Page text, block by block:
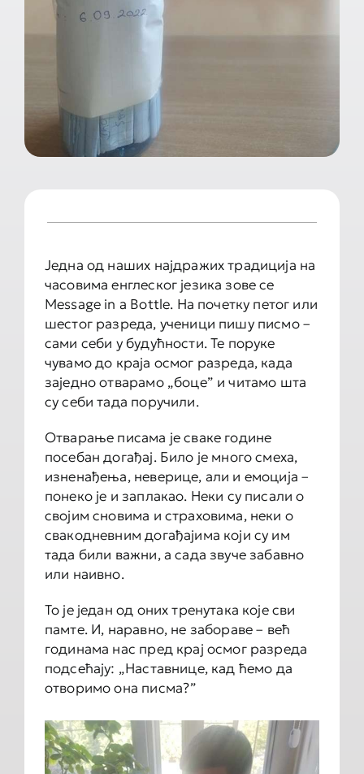
Једна од наших најдражих традиција на
часовима енглеског језика зове се
Message in a Bottle. На почетку петог или
шестог разреда, ученици пишу писмо –
сами себи у будућности. Те поруке
чувамо до краја осмог разреда, када
заједно отварамо „боце” и читамо шта
су себи тада поручили.
Отварање писама је сваке године
посебан догађај. Било је много смеха,
изненађења, неверице, али и емоција –
понеко је и заплакао. Неки су писали о
својим сновима и страховима, неки о
свакодневним догађајима који су им
тада били важни, а сада звуче забавно
или наивно.
То је један од оних тренутака које сви
памте. И, наравно, не забораве – већ
годинама нас пред крај осмог разреда
подсећају: „Наставнице, кад ћемо да
отворимо она писма?”